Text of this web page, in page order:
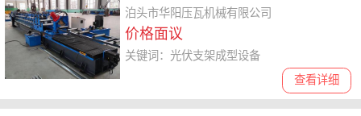
厂家
泊头市华阳压瓦机械有限公司
价格面议
查看详细
关键词：光伏支架成型设备